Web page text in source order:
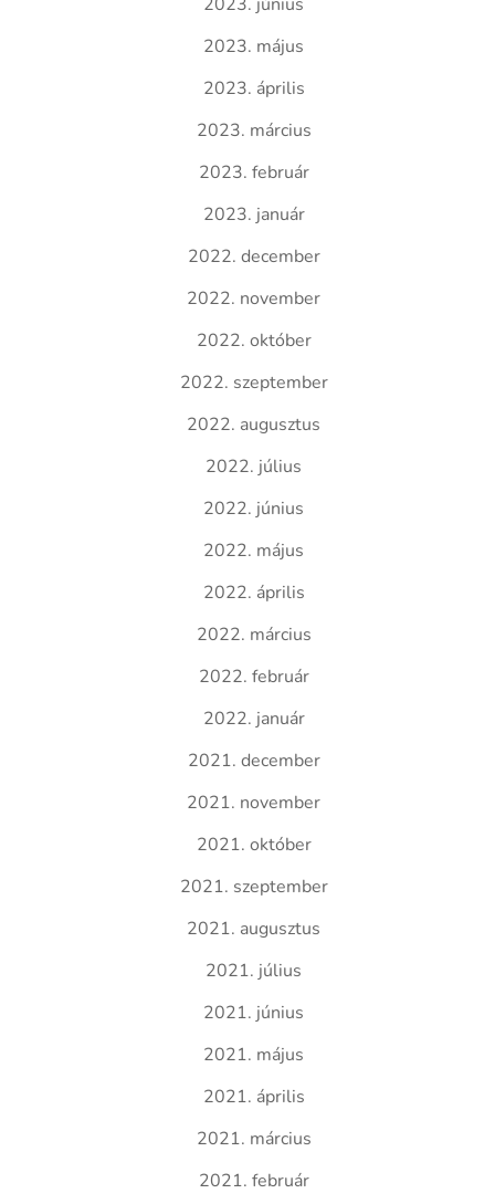
2023. május
2023. április
2023. március
2023. február
2023. január
2022. december
2022. november
2022. október
2022. szeptember
2022. augusztus
2022. július
2022. június
2022. május
2022. április
2022. március
2022. február
2022. január
2021. december
2021. november
2021. október
2021. szeptember
2021. augusztus
2021. július
2021. június
2021. május
2021. április
2021. március
2021. február